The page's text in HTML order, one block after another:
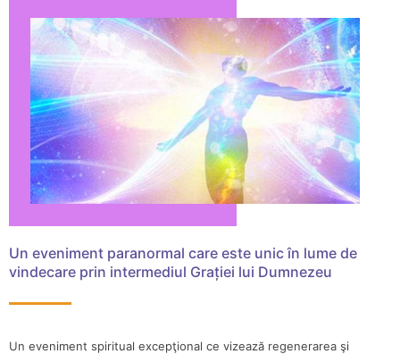
Un eveniment paranormal care este unic în lume de
vindecare prin intermediul Grației lui Dumnezeu
Un eveniment spiritual excepţional ce vizează regenerarea şi